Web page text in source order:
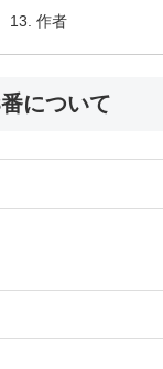
作者
について